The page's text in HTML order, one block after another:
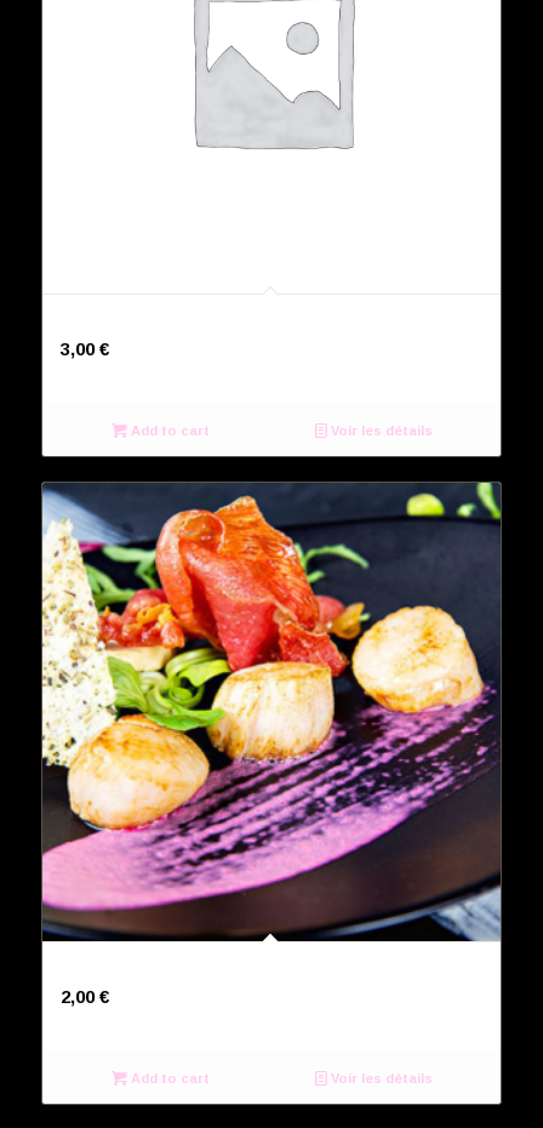
3,00€
Add to cart Voir les détails
2,00€
Add to cart Voir les détails